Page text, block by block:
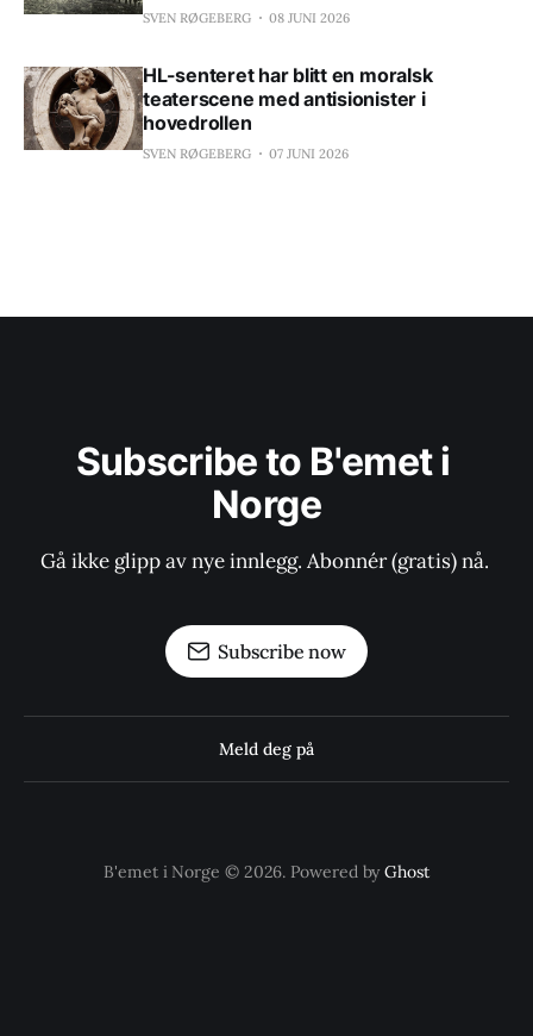
SVEN RØGEBERG 08 JUNI 2026
HL-senteret har blitt en moralsk
teaterscene med antisionister i
hovedrollen
SVEN RØGEBERG 07 JUNI 2026
Subscribe to B'emet i
Norge
Gå ikke glipp av nye innlegg. Abonnér (gratis) nå.
Subscribe now
Meld deg på
B'emet i Norge © 2026. Powered byGhost